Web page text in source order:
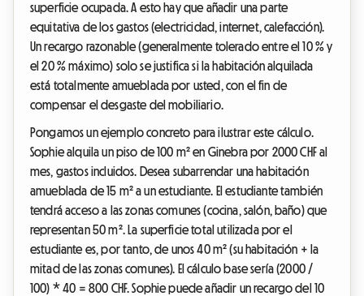
superficie ocupada. A esto hay que añadir una parte
equitativa de los gastos (electricidad, internet, calefacción).
Un recargo razonable (generalmente tolerado entre el 10 % y
el 20 % máximo) solo se justifica si la habitación alquilada
está totalmente amueblada por usted, con el fin de
compensar el desgaste del mobiliario.
Pongamos un ejemplo concreto para ilustrar este cálculo.
Sophie alquila un piso de 100 m² en Ginebra por 2000 CHF al
mes, gastos incluidos. Desea subarrendar una habitación
amueblada de 15 m² a un estudiante. El estudiante también
tendrá acceso a las zonas comunes (cocina, salón, baño) que
representan 50 m². La superficie total utilizada por el
estudiante es, por tanto, de unos 40 m² (su habitación + la
mitad de las zonas comunes). El cálculo base sería (2000 /
100) * 40 = 800 CHF. Sophie puede añadir un recargo del 10